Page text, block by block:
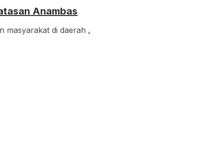
Anambas
masyarakat di daerah .